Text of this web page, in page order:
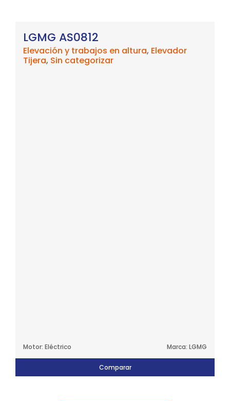
LGMG AS0812
Elevación y trabajos en altura, Elevador
Tijera, Sin categorizar
Motor: Eléctrico Marca: LGMG
Comparar